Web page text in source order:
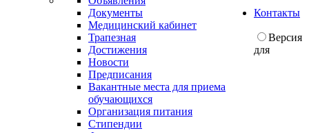
Документы
Медицинский кабинет
Трапезная
Достижения
Новости
Предписания
Вакантные места для приема
обучающихся
Организация питания
Стипендии
Контакты
Версия
для